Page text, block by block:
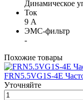
Динамическое
Ток
9 А
ЭМС-фильтр
-
Похожие товары
FRN5.5VG1S-4E
Уточняйте